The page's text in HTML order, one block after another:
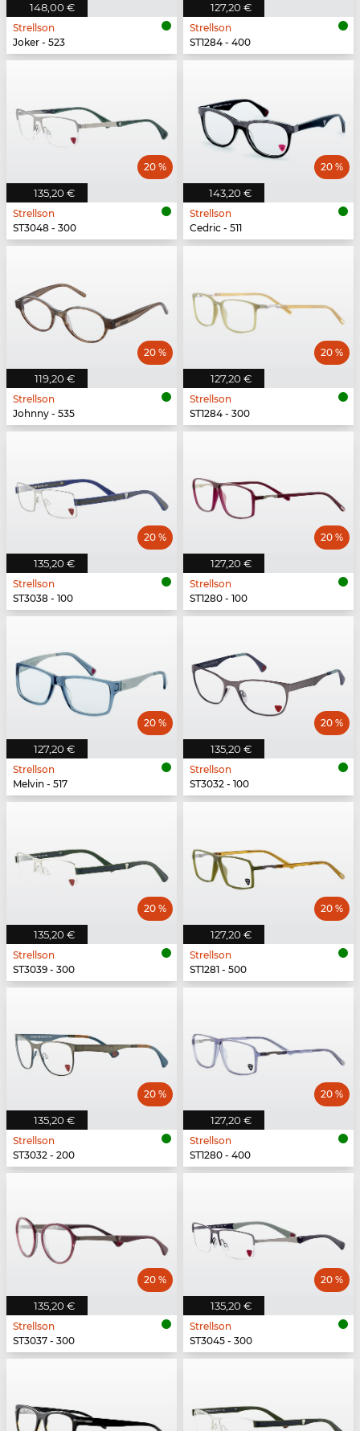
148,00 €
Strellson
Joker - 523
127,20 €
Strellson
ST1284 - 400
135,20 €
20 %
Strellson
ST3048 - 300
143,20 €
20 %
Strellson
Cedric - 511
119,20 €
20 %
Strellson
Johnny - 535
127,20 €
20 %
Strellson
ST1284 - 300
135,20 €
20 %
Strellson
ST3038 - 100
127,20 €
20 %
Strellson
ST1280 - 100
127,20 €
20 %
Strellson
Melvin - 517
135,20 €
20 %
Strellson
ST3032 - 100
135,20 €
20 %
Strellson
ST3039 - 300
127,20 €
20 %
Strellson
ST1281 - 500
135,20 €
20 %
Strellson
ST3032 - 200
127,20 €
20 %
Strellson
ST1280 - 400
135,20 €
20 %
Strellson
ST3037 - 300
135,20 €
20 %
Strellson
ST3045 - 300